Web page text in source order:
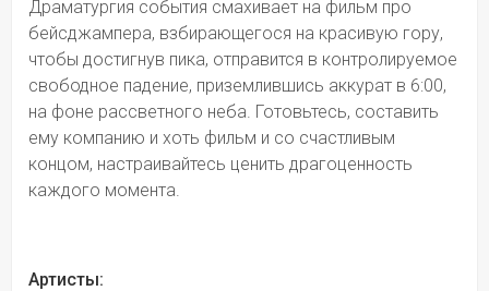
Драматургия события смахивает на фильм про
бейсджампера, взбирающегося на красивую гору,
чтобы достигнув пика, отправится в контролируемое
свободное падение, приземлившись аккурат в 6:00,
на фоне рассветного неба. Готовьтесь, составить
ему компанию и хоть фильм и со счастливым
концом, настраивайтесь ценить драгоценность
каждого момента.
Артисты: